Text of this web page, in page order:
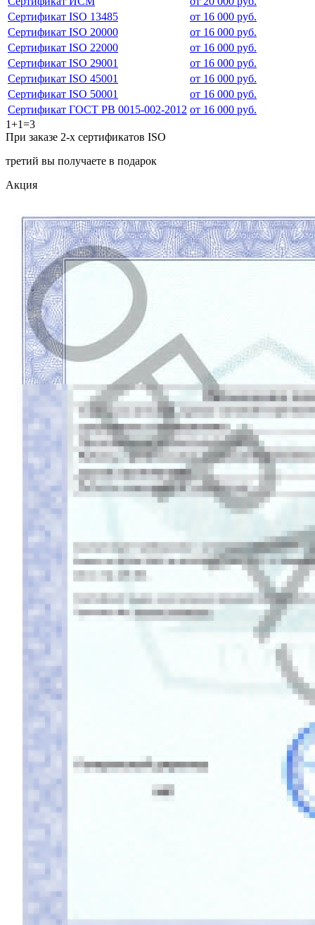
Сертификат ISO 13485
от 16 000 руб.
Сертификат ISO 20000
от 16 000 руб.
Сертификат ISO 22000
от 16 000 руб.
Сертификат ISO 29001
от 16 000 руб.
Сертификат ISO 45001
от 16 000 руб.
Сертификат ISO 50001
от 16 000 руб.
Сертификат ГОСТ РВ 0015-002-2012 от 16 000 руб.
1+1=3
При заказе 2-х сертификатов ISO
третий вы получаете в подарок
Акция